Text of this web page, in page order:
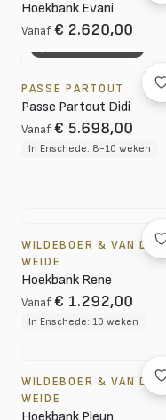
Hoekbank Evani
Vanaf € 2.620,00
PASSE PARTOUT
Passe Partout Didi
Vanaf € 5.698,00
In Enschede: 8-10 weken
WILDEBOER & VAN DER
WEIDE
Hoekbank Rene
Vanaf € 1.292,00
In Enschede: 10 weken
WILDEBOER & VAN DER
WEIDE